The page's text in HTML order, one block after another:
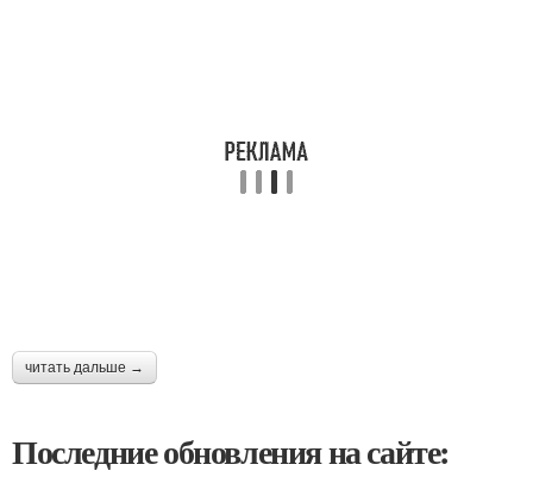
читать дальше →
Последние обновления на сайте: